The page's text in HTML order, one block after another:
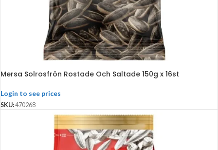
Mersa Solrosfrön Rostade Och Saltade 150g x 16st
Login to see prices
SKU:470268